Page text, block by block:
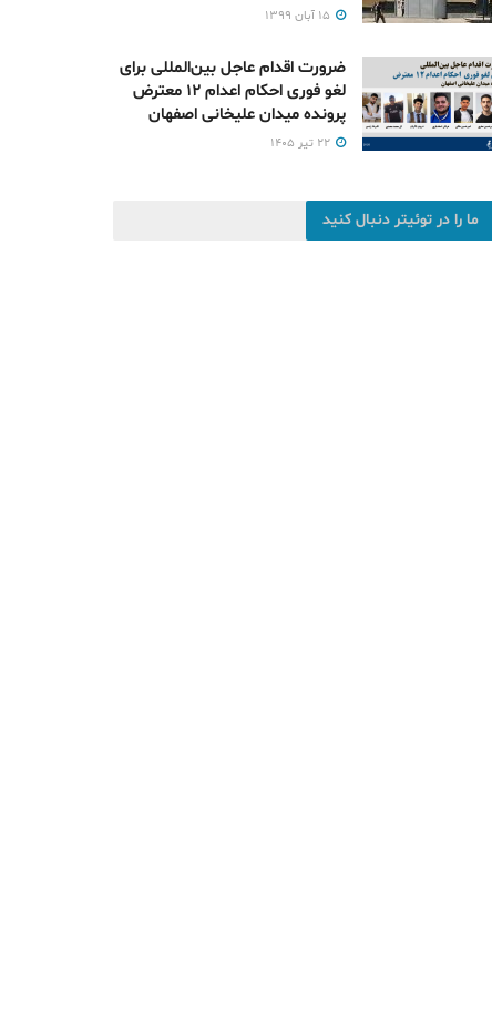
ضرورت اقدام عاجل بین‌المللی برای
لغو فوری احکام اعدام ۱۲ معترض
پرونده میدان علیخانی اصفهان
ما را در توئیتر دنبال کنید